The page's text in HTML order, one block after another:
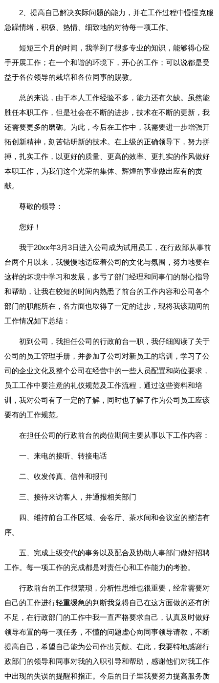
2、提高自己解决实际问题的能力，并在工作过程中慢慢克服
急躁情绪，积极、热情、细致地的对待每一项工作。
短短三个月的时间，我学到了很多专业的知识，能够得心应
手开展工作；在一个和谐的环境下，开心的工作；可以说都是受
益于各位领导的栽培和各位同事的赐教。
总的来说，由于本人工作经验不多，能力还有欠缺。虽然能
胜任本职工作，但是社会在不断的进步，技术在不断的更新，我
还需要更多的磨砺。为此，今后在工作中，我需要进一步增强开
拓创新精神，刻苦钻研新的技术。在上级的正确领导下，努力拼
搏，扎实工作，以更好的质量、更高的效率、更扎实的作风做好
本职工作，为我们这个光荣的集体、辉煌的事业做出应有的贡
献。
尊敬的领导：
您好！
我于20xx年3月3日进入公司成为试用员工，在行政部从事前
台两个月以来，我慢慢地适应着公司的文化与氛围，努力地要在
这样的坏境中学习和发展，多亏了部门经理和同事们的耐心指导
和帮助，让我在较短的时间内熟悉了前台的工作内容和公司各个
部门的职能所在，各方面也取得了一定的进步，现将我该期间的
工作情况如下总结：
初到公司，我担任公司的行政前台一职，我仔细阅读了关于
公司的员工管理手册，并参加了公司对新员工的培训，学习了公
司的企业文化及整个公司在经营中的一些人员配置和岗位要求，
员工工作中要注意的礼仪规范及工作流程，通过这些资料和培
训，我对公司有了一定的了解，同时也了解了作为公司员工应该
要有的工作规范。
在担任公司的行政前台的岗位期间主要从事以下工作内容：
一、来电的接听、转接电话
二、收发传真、信件和报刊
三、接待来访客人，并通报相关部门
四、维持前台工作区域、会客厅、茶水间和会议室的整洁有
序。
五、完成上级交代的事务以及配合及协助人事部门做好招聘
工作。每一项工作的完成都是对责任心和工作能力的考验。
行政前台的工作很繁琐，分析性思维也很重要，经常需要对
自己的工作进行轻重缓急的判断我觉得自己在这方面做的还有所
不足，在行政部门的工作中我一直严格要求自己，认真及时做好
领导布置的每一项任务，不懂的问题虚心向同事领导请教，不断
提高自己，希望自己能为公司作出贡献。在此，我要特地感谢行
政部门的领导和同事对我的入职引导和帮助，感谢他们对我工作
中出现的失误的提醒和指正。今后的日子里我要努力提高服务质